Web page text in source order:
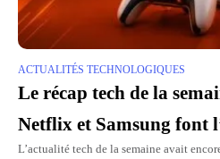
ACTUALITÉS TECHNOLOGIQUES
Le récap tech de la
Netflix et Samsung font
L’actualité tech de la semaine avait